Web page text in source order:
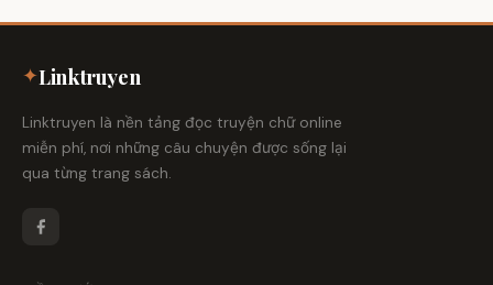
✦Linktruyen
Linktruyen là nền tảng đọc truyện chữ online
miễn phí, nơi những câu chuyện được sống lại
qua từng trang sách.